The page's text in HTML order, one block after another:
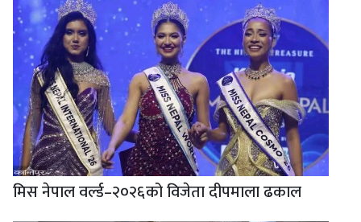
मिस नेपाल वर्ल्ड–२०२६को विजेता दीपमाला ढकाल